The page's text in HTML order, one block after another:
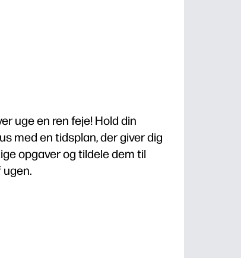
uge en ren feje! Hold din
med en tidsplan, der giver dig
opgaver og tildele dem til